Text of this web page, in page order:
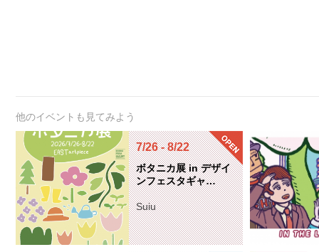
他のイベントも見てみよう
7/26 - 8/22
ボタニカ展 in デザイ
ンフェスタギャ…
Suiu